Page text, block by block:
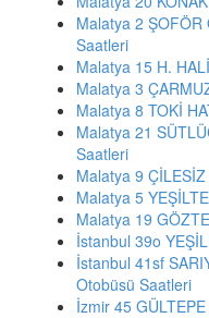
Malatya 2 ŞOFÖR
Saatleri
Malatya 15 H.
Malatya 3
Malatya 8 TOKİ
Malatya 21
Saatleri
Malatya 9
Malatya 5
Malatya 19
İstanbul 39o
İstanbul 41sf
Otobüsü Saatleri
İzmir 45